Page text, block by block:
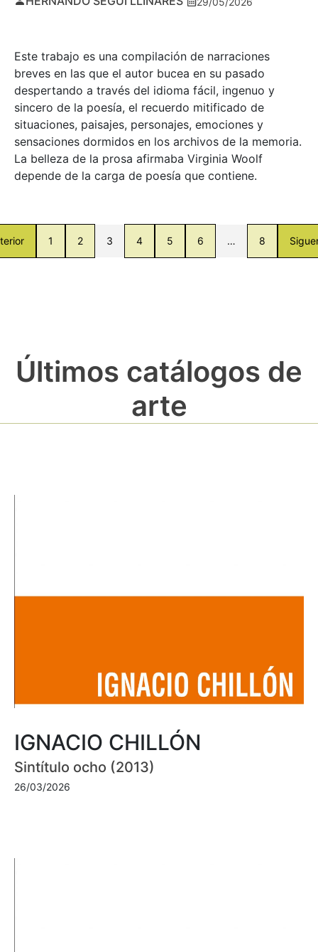
Este trabajo es una compilación de narraciones
breves en las que el autor bucea en su pasado
despertando a través del idioma fácil, ingenuo y
sincero de la poesía, el recuerdo mitificado de
situaciones, paisajes, personajes, emociones y
sensaciones dormidos en los archivos de la memoria.
La belleza de la prosa afirmaba Virginia Woolf
depende de la carga de poesía que contiene.
1 2 3 4 5 6 … 8
Últimos catálogos de
arte
IGNACIO CHILLÓN
Sintítulo ocho (2013)
26/03/2026